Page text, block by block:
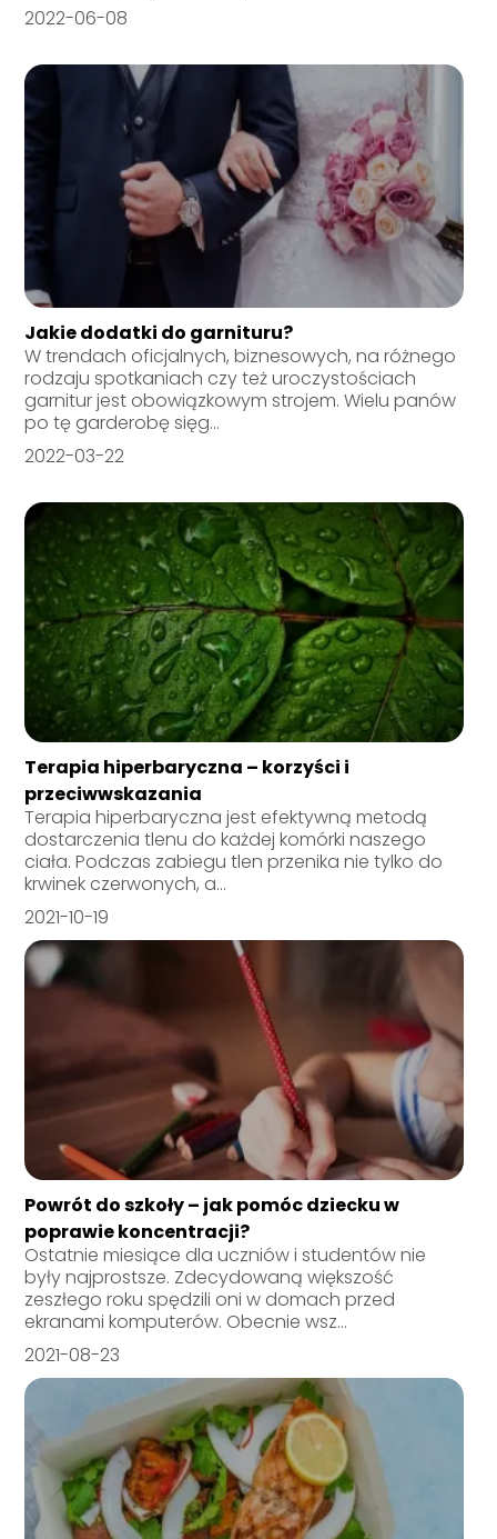
2022-06-08
Jakie dodatki do garnituru?
W trendach oficjalnych, biznesowych, na różnego
rodzaju spotkaniach czy też uroczystościach
garnitur jest obowiązkowym strojem. Wielu panów
po tę garderobę sięg...
2022-03-22
Terapia hiperbaryczna – korzyści i
przeciwwskazania
Terapia hiperbaryczna jest efektywną metodą
dostarczenia tlenu do każdej komórki naszego
ciała. Podczas zabiegu tlen przenika nie tylko do
krwinek czerwonych, a...
2021-10-19
Powrót do szkoły – jak pomóc dziecku w
poprawie koncentracji?
Ostatnie miesiące dla uczniów i studentów nie
były najprostsze. Zdecydowaną większość
zeszłego roku spędzili oni w domach przed
ekranami komputerów. Obecnie wsz...
2021-08-23